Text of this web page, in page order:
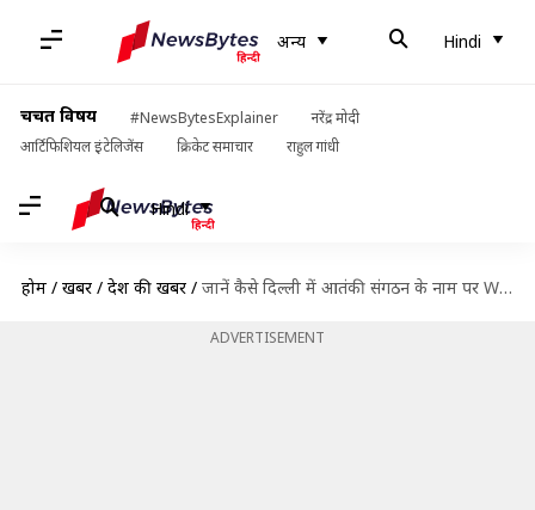
अन्य Hindi
चर्चित विषय #NewsBytesExplainer
नरेंद्र मोदी
आर्टिफिशियल इंटेलिजेंस
क्रिकेट समाचार राहुल गांधी
Hindi
होम / खबरें / देश की खबरें / जानें कैसे दिल्ली में आतंकी संगठन के नाम पर Wi-Fi नेटवर्क होने से मचा हड़कंप
ADVERTISEMENT